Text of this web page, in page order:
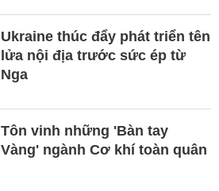
Ukraine thúc đẩy phát triển tên
lửa nội địa trước sức ép từ
Nga
Tôn vinh những 'Bàn tay
Vàng' ngành Cơ khí toàn quân